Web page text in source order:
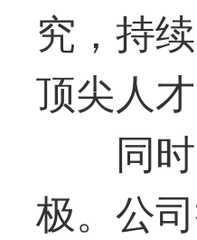
究，持
顶尖人
同
极。公